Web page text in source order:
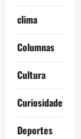
clima
Columnas
Cultura
Curiosidades
Deportes